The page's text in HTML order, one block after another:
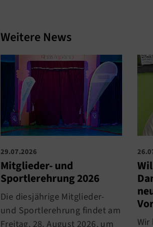
Weitere News
29.07.2026
Mitglieder- und
Sportlerehrung 2026
Die diesjährige Mitglieder-
und Sportlerehrung findet am
Freitag, 28. August 2026, um
Wir